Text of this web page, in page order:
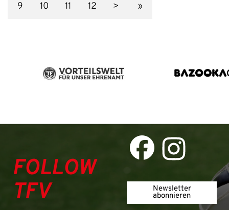
9 10 11 12 > »
FOLLOW
TFV
Newsletter
abonnieren